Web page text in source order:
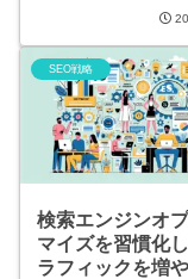
SEO戦略
検索エンジンオ
マイズを習慣化
ラフィックを増